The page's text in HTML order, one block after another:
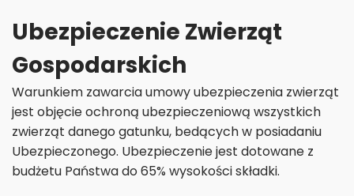
Ubezpieczenie Zwierząt
Gospodarskich
Warunkiem zawarcia umowy ubezpieczenia zwierząt
jest objęcie ochroną ubezpieczeniową wszystkich
zwierząt danego gatunku, bedących w posiadaniu
Ubezpieczonego. Ubezpieczenie jest dotowane z
budżetu Państwa do 65% wysokości składki.